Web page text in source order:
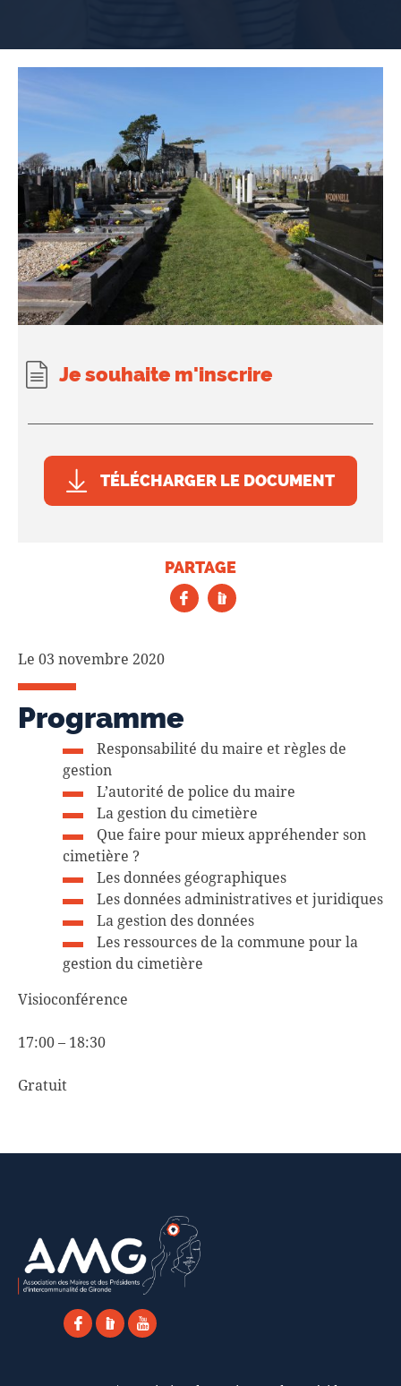
Je souhaite m'inscrire
TÉLÉCHARGER LE DOCUMENT
PARTAGE
Le 03 novembre 2020
Programme
Responsabilité du maire et règles de
gestion
L’autorité de police du maire
La gestion du cimetière
Que faire pour mieux appréhender son
cimetière ?
Les données géographiques
Les données administratives et juridiques
La gestion des données
Les ressources de la commune pour la
gestion du cimetière
Visioconférence
17:00 – 18:30
Gratuit